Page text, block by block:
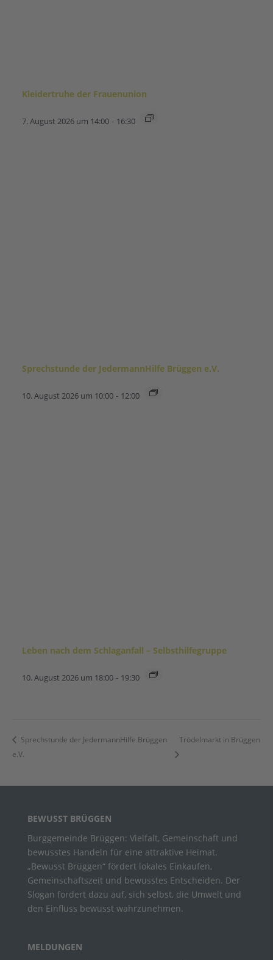
Kleidertruhe der Frauenunion
7. August 2026 um 14:00 - 16:30
Sprechstunde der JedermannHilfe Brüggen e.V.
10. August 2026 um 10:00 - 12:00
Leben nach dem Schlaganfall – Selbsthilfegruppe
10. August 2026 um 18:00 - 19:30
Sprechstunde der JedermannHilfe Brüggen
e.V.
Trödelmarkt in Brüggen
BEWUSST BRÜGGEN
Burggemeinde Brüggen: Vielfalt, Gemeinschaft und
bewusstes Handeln für eine attraktive Heimat.
„Bewusst Brüggen“ fördert lokales Einkaufen,
Gemeinschaftszeit und bewusstes Entscheiden. Der
Slogan fordert dazu auf, sich selbst, die Umwelt und
den Einfluss bewusst wahrzunehmen.
MELDUNGEN